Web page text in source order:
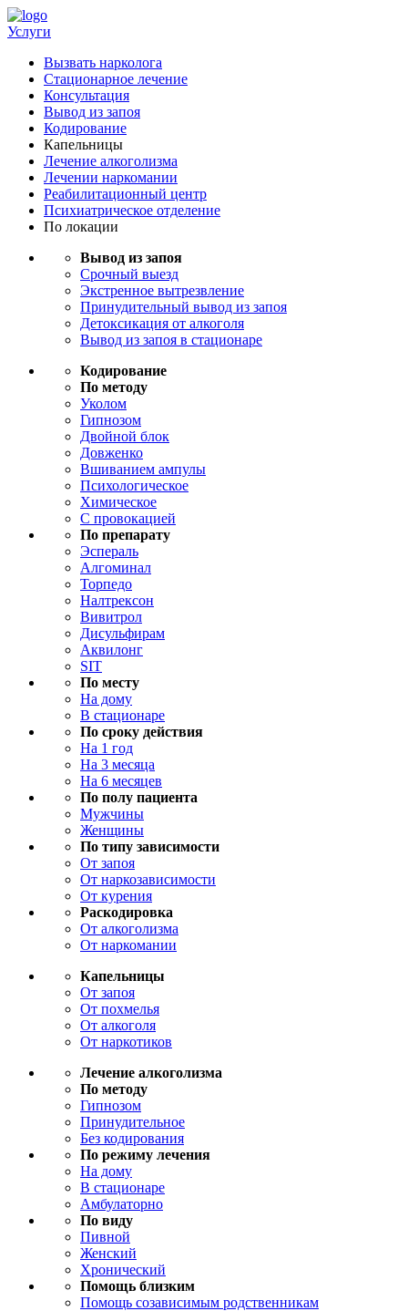
Услуги
Вызвать нарколога
Стационарное лечение
Консультация
Вывод из запоя
Кодирование
Капельницы
Лечение алкоголизма
Лечении наркомании
Реабилитационный центр
Психиатрическое отделение
По локации
Вывод из запоя
Срочный выезд
Экстренное вытрезвление
Принудительный вывод из запоя
Детоксикация от алкоголя
Вывод из запоя в стационаре
Кодирование
По методу
Уколом
Гипнозом
Двойной блок
Довженко
Вшиванием ампулы
Психологическое
Химическое
С провокацией
По препарату
Эспераль
Алгоминал
Торпедо
Налтрексон
Вивитрол
Дисульфирам
Аквилонг
SIT
По месту
На дому
В стационаре
По сроку действия
На 1 год
На 3 месяца
На 6 месяцев
По полу пациента
Мужчины
Женщины
По типу зависимости
От запоя
От наркозависимости
От курения
Раскодировка
От алкоголизма
От наркомании
Капельницы
От запоя
От похмелья
От алкоголя
От наркотиков
Лечение алкоголизма
По методу
Гипнозом
Принудительное
Без кодирования
По режиму лечения
На дому
В стационаре
Амбулаторно
По виду
Пивной
Женский
Хронический
Помощь близким
Помощь созависимым родственникам